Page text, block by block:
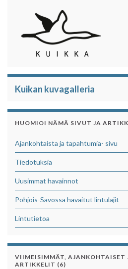
Kuikan kuvagalleria
HUOMIOI NÄMÄ SIVUT JA
Ajankohtaista ja tapahtumia- sivu
Tiedotuksia
Uusimmat havainnot
Pohjois-Savossa havaitut lintulajit
Lintutietoa
VIIMEISIMMÄT, AJANKOHTAISET
ARTIKKELIT (6)